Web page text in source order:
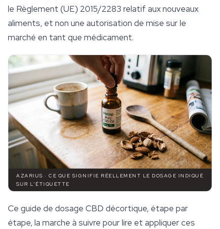
le Règlement (UE) 2015/2283 relatif aux nouveaux
aliments, et non une autorisation de mise sur le
marché en tant que médicament.
AZARIUS · CE QUE SIGNIFIE RÉELLEMENT LE DOSAGE INDIQUÉ
SUR L'ÉTIQUETTE
Ce guide de dosage CBD décortique, étape par
étape, la marche à suivre pour lire et appliquer ces